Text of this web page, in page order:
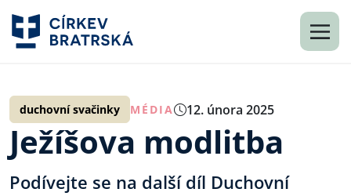
duchovní svačinky MÉDIA 12. února 2025
Ježíšova modlitba
Podívejte se na další díl Duchovní